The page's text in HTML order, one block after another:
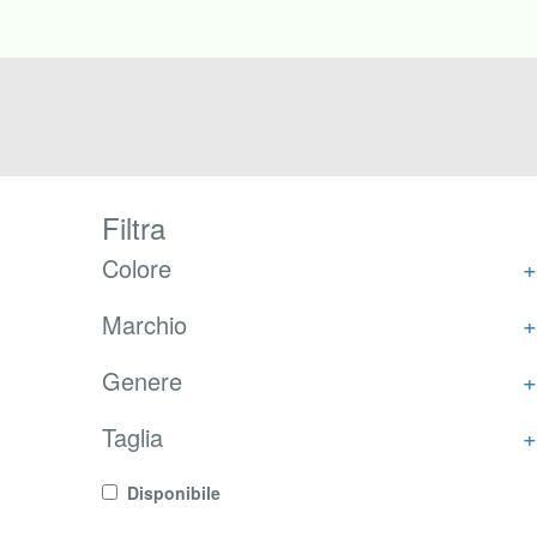
Filtra
Colore
+
Marchio
+
Genere
+
Taglia
+
Disponibile